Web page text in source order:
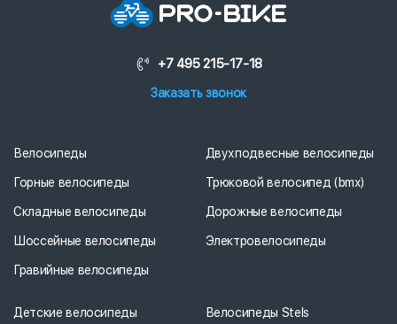
+7 495 215-17-18
Заказать звонок
Велосипеды
Горные велосипеды
Складные велосипеды
Шоссейные велосипеды
Гравийные велосипеды
Двухподвесные велосипеды
Трюковой велосипед (bmx)
Дорожные велосипеды
Электровелосипеды
Детские велосипеды Велосипеды Stels